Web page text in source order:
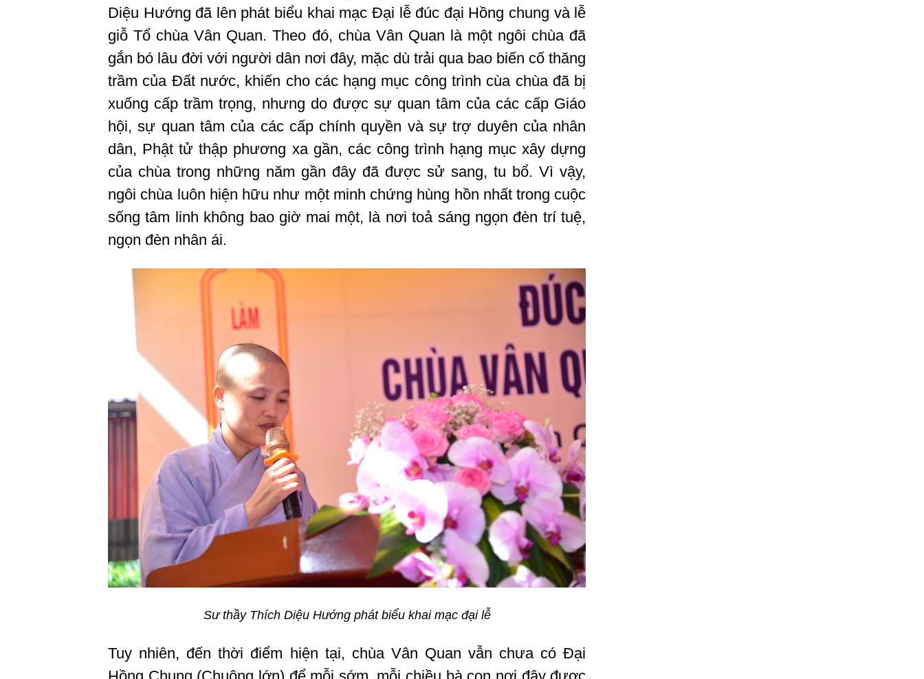
Diệu Hướng đã lên phát biểu khai mạc Đại lễ đúc đại Hồng chung và lễ
giỗ Tổ chùa Vân Quan. Theo đó, chùa Vân Quan là một ngôi chùa đã
gắn bó lâu đời với người dân nơi đây, mặc dù trải qua bao biến cố thăng
trầm của Đất nước, khiến cho các hạng mục công trình cùa chùa đã bị
xuống cấp trầm trọng, nhưng do được sự quan tâm của các cấp Giáo
hội, sự quan tâm của các cấp chính quyền và sự trợ duyên của nhân
dân, Phật tử thập phương xa gần, các công trình hạng mục xây dựng
của chùa trong những năm gần đây đã được sử sang, tu bổ. Vì vậy,
ngôi chùa luôn hiện hữu như một minh chứng hùng hồn nhất trong cuộc
sống tâm linh không bao giờ mai một, là nơi toả sáng ngọn đèn trí tuệ,
ngọn đèn nhân ái.
Sư thầy Thích Diệu Hướng phát biểu khai mạc đại lễ
Tuy nhiên, đến thời điểm hiện tại, chùa Vân Quan vẫn chưa có Đại